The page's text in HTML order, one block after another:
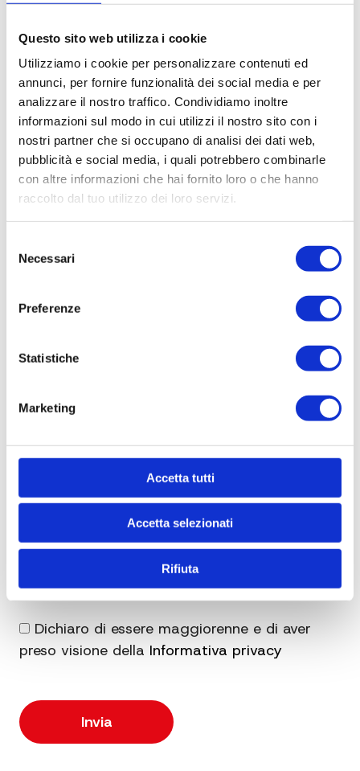
Questo sito web utilizza i cookie
Utilizziamo i cookie per personalizzare contenuti ed
annunci, per fornire funzionalità dei social media e per
analizzare il nostro traffico. Condividiamo inoltre
informazioni sul modo in cui utilizzi il nostro sito con i
nostri partner che si occupano di analisi dei dati web,
pubblicità e social media, i quali potrebbero combinarle
con altre informazioni che hai fornito loro o che hanno
raccolto dal tuo utilizzo dei loro servizi.
delNecessari
Preferenze
Statistiche
Marketing
Accetta tutti
Accetta selezionati
Rifiuta
Dichiaro di essere maggiorenne e di aver
preso visione della Informativa privacy